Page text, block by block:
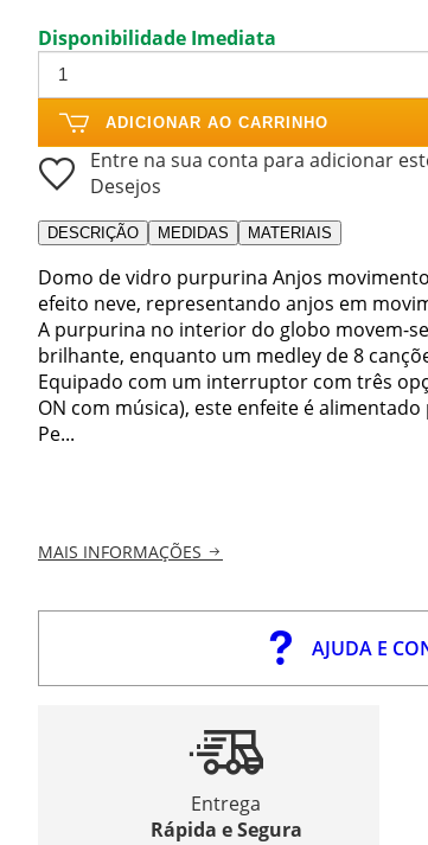
Disponibilidade Imediata
ADICIONAR AO CARRINHO
Entre na sua conta para adicionar
Desejos
DESCRIÇÃO MEDIDAS MATERIAIS
Domo de vidro purpurina Anjos
efeito neve, representando anjos em
A purpurina no interior do globo movem-
brilhante, enquanto um medley de 8
Equipado com um interruptor com três
ON com música), este enfeite é
Pe...
MAIS INFORMAÇÕES
AJUDA E
Entrega
Rápida e Segura